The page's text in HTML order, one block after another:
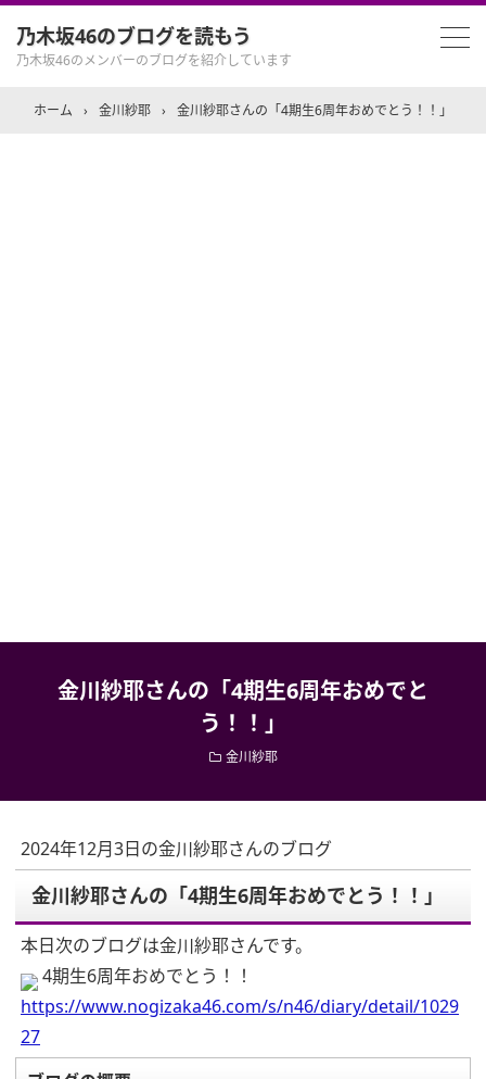
乃木坂46のブログを読もう
乃木坂46のメンバーのブログを紹介しています
ホーム › 金川紗耶 › 金川紗耶さんの「4期生6周年おめでとう！！」
金川紗耶さんの「4期生6周年おめでと
う！！」
金川紗耶
2024年12月3日の金川紗耶さんのブログ
金川紗耶さんの「4期生6周年おめでとう！！」
本日次のブログは金川紗耶さんです。
4期生6周年おめでとう！！
https://www.nogizaka46.com/s/n46/diary/detail/1029
27